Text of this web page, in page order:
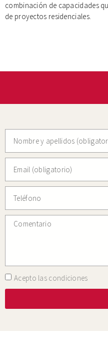
combinación de capacidades
de proyectos residenciales.
Acepto las condiciones